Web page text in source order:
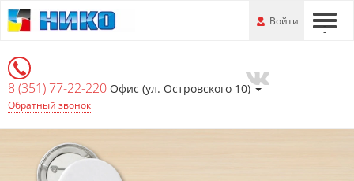
Перейти
к
информации
---
Войти
8 (351) 77-22-220 Офис (ул. Островского 10)
Обратный звонок